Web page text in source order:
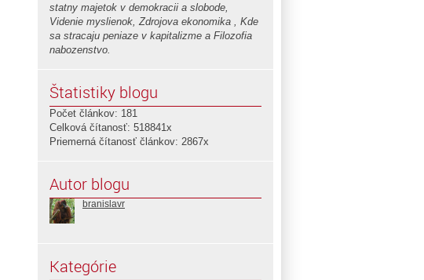
statny majetok v demokracii a slobode,
Videnie myslienok, Zdrojova ekonomika , Kde
sa stracaju peniaze v kapitalizme a Filozofia
nabozenstvo.
Štatistiky blogu
Počet článkov: 181
Celková čítanosť: 518841x
Priemerná čítanosť článkov: 2867x
Autor blogu
branislavr
Kategórie